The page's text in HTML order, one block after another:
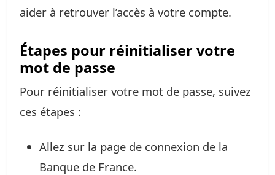
aider à retrouver l’accès à votre compte.
Étapes pour réinitialiser votre
mot de passe
Pour réinitialiser votre mot de passe, suivez
ces étapes :
Allez sur la page de connexion de la
Banque de France.